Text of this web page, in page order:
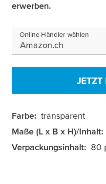
erwerben.
Amazon.ch
Online-Händler wählen
JETZT
Farbe: transparent
Maße (L x B x H)/Inhalt:
Verpackungsinhalt: 80